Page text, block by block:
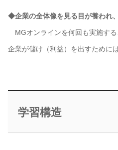
◆企業の全体像を見る目が養われ
MGオンラインを何回も実施する
企業が儲け（利益）を出すために
学習構造